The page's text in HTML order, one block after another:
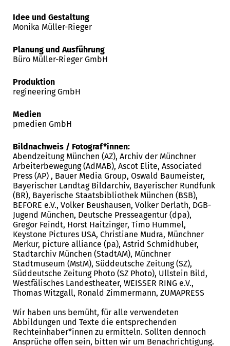
Idee und Gestaltung
Monika Müller-Rieger
Planung und Ausführung
Büro Müller-Rieger GmbH
Produktion
regineering GmbH
Medien
pmedien GmbH
Bildnachweis / Fotograf*innen:
Abendzeitung München (AZ), Archiv der Münchner
Arbeiterbewegung (AdMAB), Ascot Elite, Associated
Press (AP) , Bauer Media Group, Oswald Baumeister,
Bayerischer Landtag Bildarchiv, Bayerischer Rundfunk
(BR), Bayerische Staatsbibliothek München (BSB),
BEFORE e.V., Volker Beushausen, Volker Derlath, DGB-
Jugend München, Deutsche Presseagentur (dpa),
Gregor Feindt, Horst Haitzinger, Timo Hummel,
Keystone Pictures USA, Christiane Mudra, Münchner
Merkur, picture alliance (pa), Astrid Schmidhuber,
Stadtarchiv München (StadtAM), Münchner
Stadtmuseum (MstM), Süddeutsche Zeitung (SZ),
Süddeutsche Zeitung Photo (SZ Photo), Ullstein Bild,
Westfälisches Landestheater, WEISSER RING e.V.,
Thomas Witzgall, Ronald Zimmermann, ZUMAPRESS
Wir haben uns bemüht, für alle verwendeten
Abbildungen und Texte die entsprechenden
Rechteinhaber*innen zu ermitteln. Sollten dennoch
Ansprüche offen sein, bitten wir um Benachrichtigung.